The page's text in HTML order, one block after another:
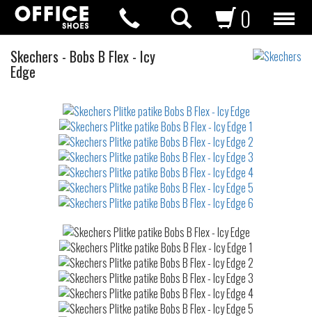
0
Skechers Plitke
- Bobs B Flex - Icy
Edge
waterrepellent